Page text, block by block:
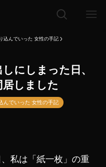
込んでいった 女性の手記
にしまった日、
しました
んでいった 女性の手記
私は「紙一枚」の重